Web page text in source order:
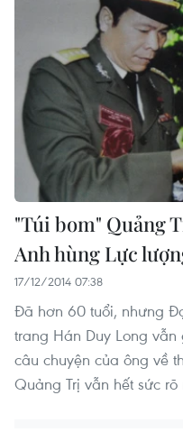
"Túi bom" Quảng
Anh hùng Lực
17/12/2014 07:38
Đã hơn 60 tuổi, nhưng
trang Hán Duy Long
câu chuyện của ông về
Quảng Trị vẫn hết sức